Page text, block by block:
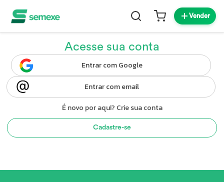
Vender
Acesse sua conta
Entrar com Google
Entrar com email
É novo por aqui? Crie sua conta
Cadastre-se